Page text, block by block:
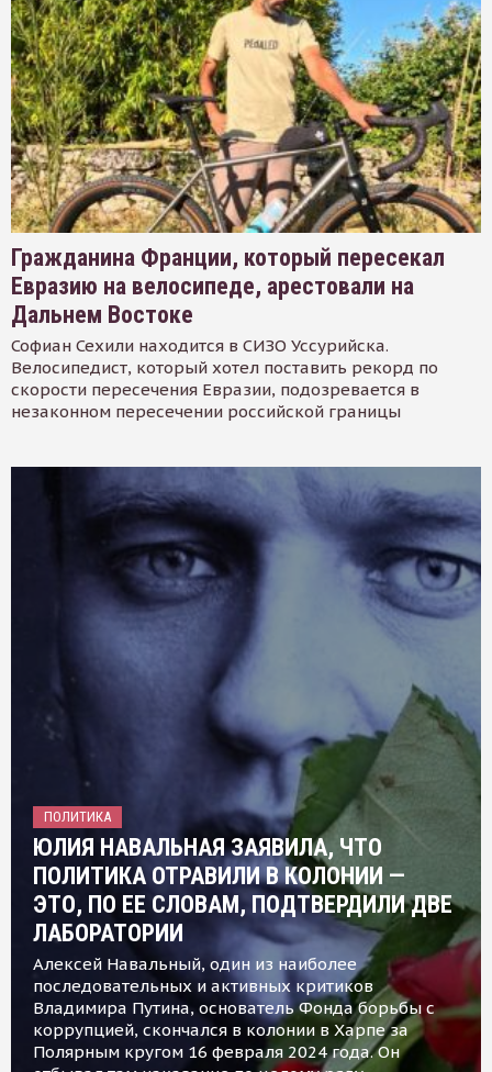
Гражданина Франции, который пересекал
Евразию на велосипеде, арестовали на
Дальнем Востоке
Софиан Сехили находится в СИЗО Уссурийска.
Велосипедист, который хотел поставить рекорд по
скорости пересечения Евразии, подозревается в
незаконном пересечении российской границы
ПОЛИТИКА
ЮЛИЯ НАВАЛЬНАЯ ЗАЯВИЛА, ЧТО
ПОЛИТИКА ОТРАВИЛИ В КОЛОНИИ —
ЭТО, ПО ЕЕ СЛОВАМ, ПОДТВЕРДИЛИ ДВЕ
ЛАБОРАТОРИИ
Алексей Навальный, один из наиболее
последовательных и активных критиков
Владимира Путина, основатель Фонда борьбы с
коррупцией, скончался в колонии в Харпе за
Полярным кругом 16 февраля 2024 года. Он